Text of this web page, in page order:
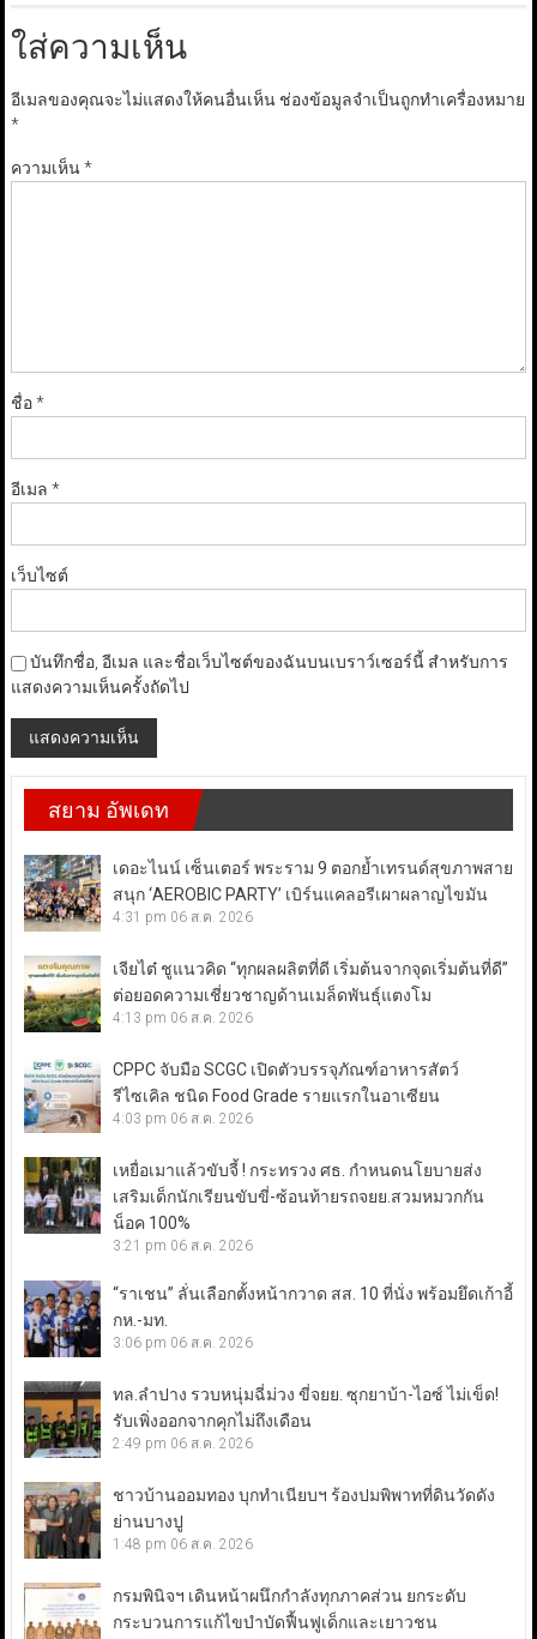
ใส่ความเห็น
อีเมลของคุณจะไม่แสดงให้คนอื่นเห็น ช่องข้อมูลจำเป็นถูกทำเครื่องหมาย
*
ความเห็น*
ชื่อ*
อีเมล *
เว็บไซต์
บันทึกชื่อ, อีเมล และชื่อเว็บไซต์ของฉันบนเบราว์เซอร์นี้ สำหรับการ
แสดงความเห็นครั้งถัดไป
สยาม อัพเดท
เดอะไนน์ เซ็นเตอร์ พระราม 9 ตอกย้ำเทรนด์สุขภาพสาย
สนุก ‘AEROBIC PARTY’ เบิร์นแคลอรีเผาผลาญไขมัน
4:31 pm 06 ส.ค. 2026
เจียไต๋ ชูแนวคิด “ทุกผลผลิตที่ดี เริ่มต้นจากจุดเริ่มต้นที่ดี”
ต่อยอดความเชี่ยวชาญด้านเมล็ดพันธุ์แตงโม
4:13 pm 06 ส.ค. 2026
CPPC จับมือ SCGC เปิดตัวบรรจุภัณฑ์อาหารสัตว์
รีไซเคิล ชนิด Food Grade รายแรกในอาเซียน
4:03 pm 06 ส.ค. 2026
เหยื่อเมาแล้วขับจี้ ! กระทรวง ศธ. กำหนดนโยบายส่ง
เสริมเด็กนักเรียนขับขี่-ซ้อนท้ายรถจยย.สวมหมวกกัน
น็อค 100%
3:21 pm 06 ส.ค. 2026
“ราเชน” ลั่นเลือกตั้งหน้ากวาด สส. 10 ที่นั่ง พร้อมยึดเก้าอี้
กห.-มท.
3:06 pm 06 ส.ค. 2026
ทล.ลำปาง รวบหนุ่มฉี่ม่วง ขี่จยย. ซุกยาบ้า-ไอซ์ ไม่เข็ด!
รับเพิ่งออกจากคุกไม่ถึงเดือน
2:49 pm 06 ส.ค. 2026
ชาวบ้านออมทอง บุกทำเนียบฯ ร้องปมพิพาทที่ดินวัดดัง
ย่านบางปู
1:48 pm 06 ส.ค. 2026
กรมพินิจฯ เดินหน้าผนึกกำลังทุกภาคส่วน ยกระดับ
กระบวนการแก้ไขบำบัดฟื้นฟูเด็กและเยาวชน